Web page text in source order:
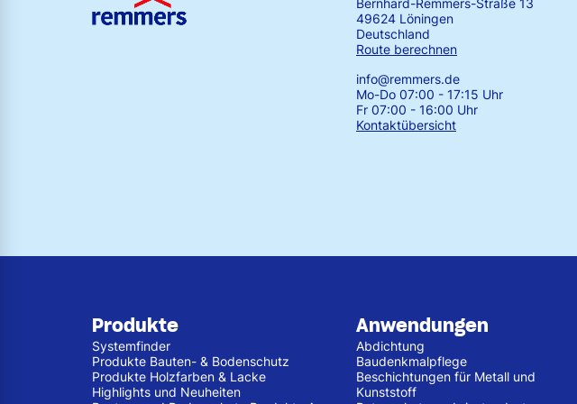
49624 Löningen
Deutschland
Route berechnen
info@remmers.de
Mo-Do 07:00 - 17:15 Uhr
Fr 07:00 - 16:00 Uhr
Kontaktübersicht
Produkte
Systemfinder
Produkte Bauten- & Bodenschutz
Produkte Holzfarben & Lacke
Highlights und Neuheiten
Anwendungen
Abdichtung
Baudenkmalpflege
Beschichtungen für Metall und
Kunststoff